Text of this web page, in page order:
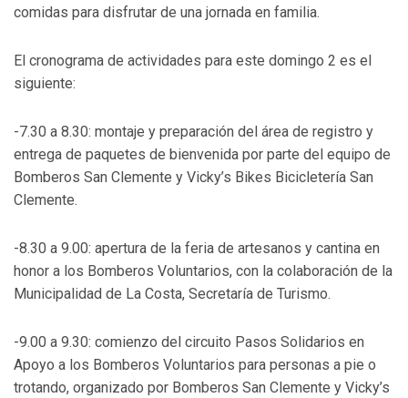
comidas para disfrutar de una jornada en familia.
El cronograma de actividades para este domingo 2 es el
siguiente:
-7.30 a 8.30: montaje y preparación del área de registro y
entrega de paquetes de bienvenida por parte del equipo de
Bomberos San Clemente y Vicky’s Bikes Bicicletería San
Clemente.
-8.30 a 9.00: apertura de la feria de artesanos y cantina en
honor a los Bomberos Voluntarios, con la colaboración de la
Municipalidad de La Costa, Secretaría de Turismo.
-9.00 a 9.30: comienzo del circuito Pasos Solidarios en
Apoyo a los Bomberos Voluntarios para personas a pie o
trotando, organizado por Bomberos San Clemente y Vicky’s